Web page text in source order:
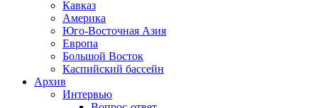
Кавказ
Америка
Юго-Восточная Азия
Европа
Большой Восток
Каспийский бассейн
Архив
Интервью